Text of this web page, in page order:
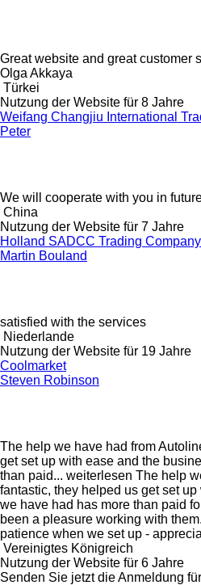
Great website and great customer
Olga Akkaya
Türkei
Nutzung der Website für 8 Jahre
Weifang Changjiu International
Peter
We will cooperate with you in
China
Nutzung der Website für 7 Jahre
Holland SADCC Trading Company
Martin Bouland
satisfied with the services
Niederlande
Nutzung der Website für 19 Jahre
Coolmarket
Steven Robinson
The help we have had from
get set up with ease and the
than paid... weiterlesen The help
fantastic, they helped us get set
we have had has more than paid
been a pleasure working with
patience when we set up -
Vereinigtes Königreich
Nutzung der Website für 6 Jahre
Senden Sie jetzt die Anmeldung